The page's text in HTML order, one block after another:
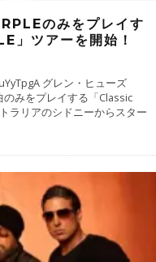
のみをプレイす
」ツアーを開始！
グレン・ヒューズ
のみをプレイする「Classic
ラリアのシドニーからスター